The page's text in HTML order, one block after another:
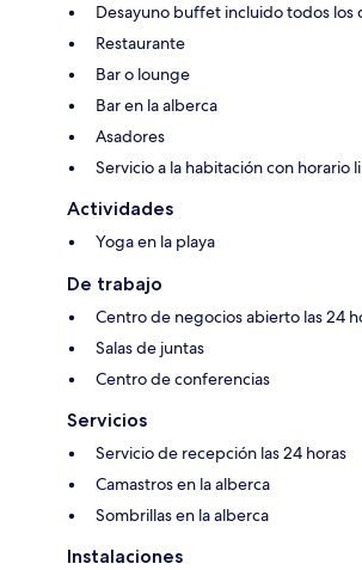
Desayuno buffet incluido todos los
Restaurante
Bar o lounge
Bar en la alberca
Asadores
Servicio a la habitación con horario
Actividades
Yoga en la playa
De trabajo
Centro de negocios abierto las 24
Salas de juntas
Centro de conferencias
Servicios
Servicio de recepción las 24 horas
Camastros en la alberca
Sombrillas en la alberca
Instalaciones